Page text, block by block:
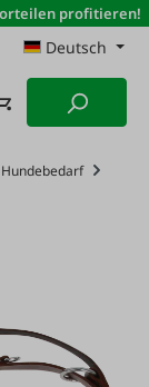
profitieren!
Deutsch
Hundebedarf